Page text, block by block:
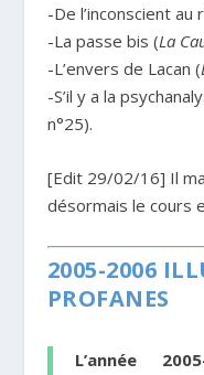
-De l’inconscient au
-La passe bis (La
-L’envers de Lacan (
-S’il y a la
n°25).
[Edit 29/02/16] Il
désormais le cours
2005-2006
PROFANES
L’année